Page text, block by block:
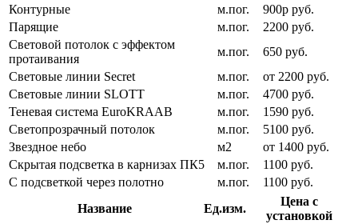
Контурные
м.пог.
900р руб.
Парящие
м.пог.
2200 руб.
Световой потолок с эффектом
протаивания
м.пог.
650 руб.
Световые линии Secret
м.пог.
от 2200 руб.
Световые линии SLOTT
м.пог.
4700 руб.
Теневая система EuroKRAAB
м.пог.
1590 руб.
Светопрозрачный потолок
м.пог.
5100 руб.
Звездное небо
м2
от 1400 руб.
Скрытая подсветка в карнизах ПК5
м.пог.
1100 руб.
С подсветкой через полотно
м.пог.
1100 руб.
Название
Ед.изм.
Цена с
установкой